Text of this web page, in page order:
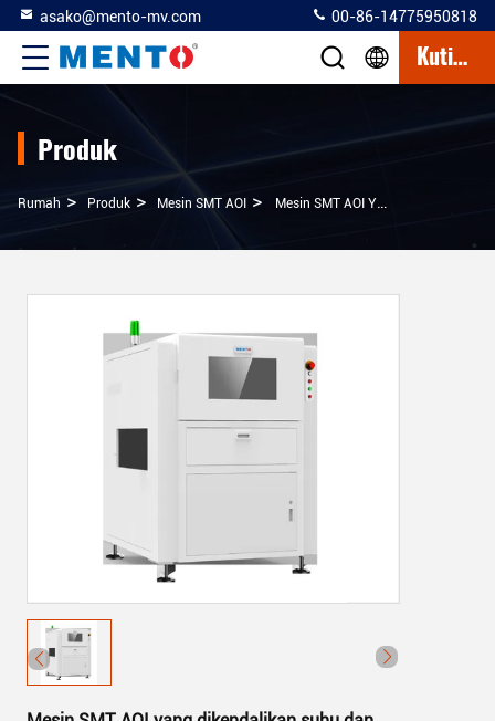
asako@mento-mv.com 00-86-14775950818
Kutipan
Produk
Rumah > Produk > Mesin SMT AOI > Mesin SMT AOI Yang Dikendalikan Suhu Dan Kelembaban Untuk Inspeksi Yang Tepat